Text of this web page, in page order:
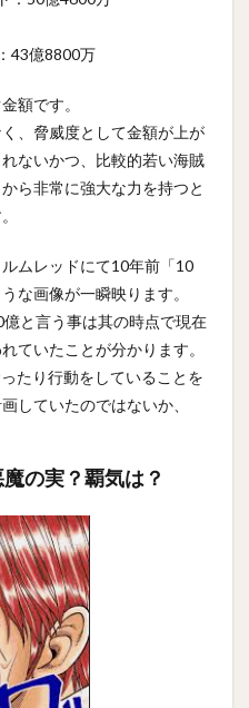
43億8800万
額です。
、脅威度として金額が上が
ないかつ、比較的若い海賊
ら非常に強大な力を持つと
ムレッドにて10年前「10
な画像が一瞬映ります。
と言う事は其の時点で現在
ていたことが分かります。
たり行動をしていることを
していたのではないか、
の実？覇気は？